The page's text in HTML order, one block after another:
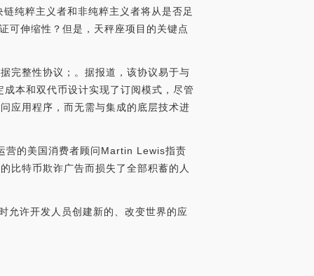
纯粹主义者和非纯粹主义者将从是否足
可伸缩性？但是，天秤座项目的关键点
完整性协议；。据报道，该协议易于与
本和双代币设计实现了订阅模式，尽管
应用程序，而无需与集成的底层技术进
的美国消费者顾问Martin Lewis指责
特币欺诈广告而损失了全部积蓄的人
允许开发人员创建新的、改变世界的应